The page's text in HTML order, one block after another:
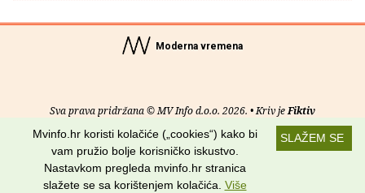
Moderna vremena
Sva prava pridržana © MV Info d.o.o. 2026. • Kriv jeFiktiv
O nama• Pomoć• Uvjeti korištenja•RSS kanali
Potraži nas na:
SLAŽEM SE
Mvinfo.hr koristi kolačiće („cookies“) kako bi
vam pružio bolje korisničko iskustvo.
Nastavkom pregleda mvinfo.hr stranica
slažete se sa korištenjem kolačića. Više